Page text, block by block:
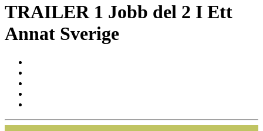
TRAILER 1 Jobb del 2 I Ett
Annat Sverige